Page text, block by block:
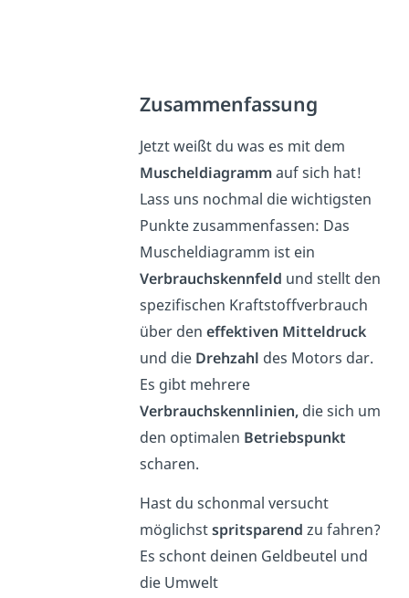
Zusammenfassung
Jetzt weißt du was es mit dem
Muscheldiagrammauf sich hat!
Lass uns nochmal die wichtigsten
Punkte zusammenfassen: Das
Muscheldiagramm ist ein
Verbrauchskennfeld und stellt den
spezifischen Kraftstoffverbrauch
über den effektiven Mitteldruck
und die Drehzahl des Motors dar.
Es gibt mehrere
Verbrauchskennlinien,die sich um
den optimalen Betriebspunkt
scharen.
Hast du schonmal versucht
möglichstspritsparend zu fahren?
Es schont deinen Geldbeutel und
die Umwelt